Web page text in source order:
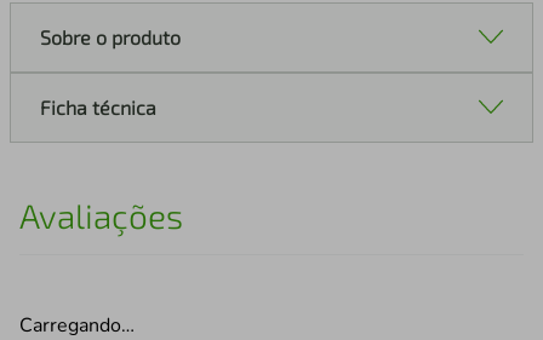
Sobre o produto
Ficha técnica
Avaliações
Carregando…